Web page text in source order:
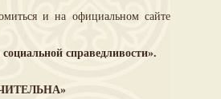
и на официальном сайте
справедливости».